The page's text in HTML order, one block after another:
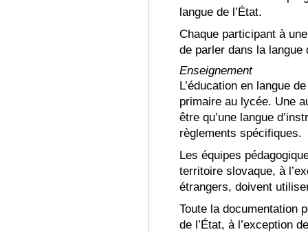
langue de l’État.
Chaque participant à
de parler dans la langue
Enseignement
L’éducation en langue
primaire au lycée. Une
être qu’une langue
règlements spécifiques.
Les équipes
territoire slovaque, à
étrangers, doivent
Toute la documentation
de l’État, à l’exception